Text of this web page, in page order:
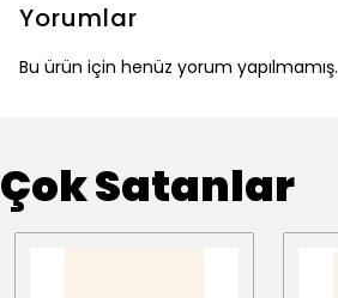
Yorumlar
Bu ürün için henüz yorum yapılmamış.
Çok Satanlar